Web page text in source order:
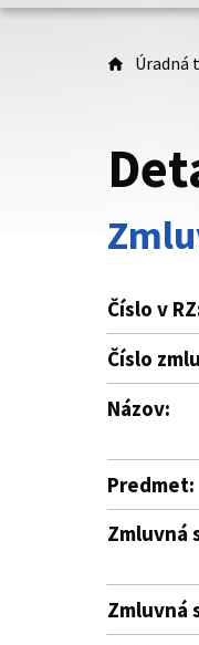
Úradná
Číslo v
Číslo
Názov:
Predmet:
Zmluvná
Zmluvná